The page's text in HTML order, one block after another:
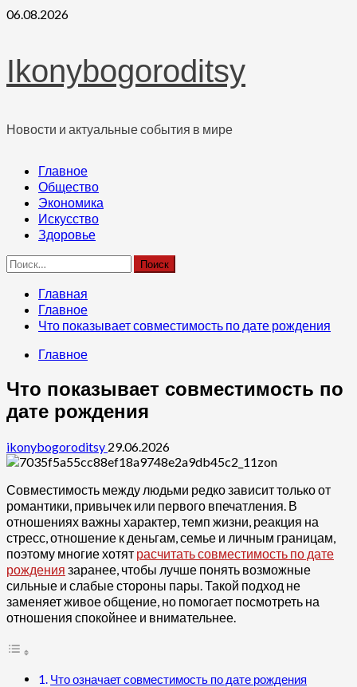
Перейти
06.08.2026
Ikonybogoroditsy
Новости и актуальные события в мире
меню
Главное
Общество
Экономика
Искусство
Здоровье
Найти:
Главная
Главное
Что показывает совместимость по дате рождения
Главное
Что показывает совместимость по
дате рождения
ikonybogoroditsy 29.06.2026
Совместимость между людьми редко зависит только от
романтики, привычек или первого впечатления. В
отношениях важны характер, темп жизни, реакция на
стресс, отношение к деньгам, семье и личным границам,
поэтому многие хотят расчитать совместимость по дате
рождения заранее, чтобы лучше понять возможные
сильные и слабые стороны пары. Такой подход не
заменяет живое общение, но помогает посмотреть на
отношения спокойнее и внимательнее.
Что означает совместимость по дате рождения